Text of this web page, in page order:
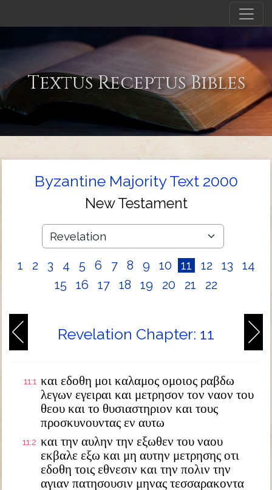
Textus Receptus Bibles
Byzantine Majority Text 2000
New Testament
1 2 3 4 5 6 7 8 9 10 11 12 13
14
15
16 17 18 19 20 21 22
Revelation Chapter: 11
11:1 και εδοθη μοι καλαμος ομοιος ραβδω
λεγων εγειραι και μετρησον τον ναον του
θεου και το θυσιαστηριον και τους
προσκυνουντας εν αυτω
11:2 και την αυλην την εξωθεν του ναου
εκβαλε εξω και μη αυτην μετρησης οτι
εδοθη τοις εθνεσιν και την πολιν την
αγιαν πατησουσιν μηνας τεσσαρακοντα